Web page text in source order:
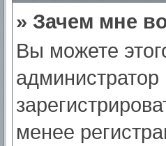
» Зачем мне
Вы можете
менее